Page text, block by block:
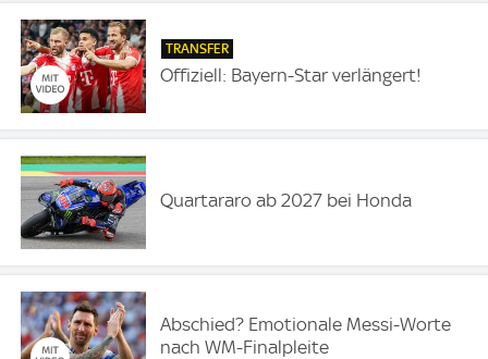
TRANSFER
Offiziell: Bayern-Star verlängert!
Quartararo ab 2027 bei Honda
Abschied? Emotionale Messi-Worte
nach WM-Finalpleite